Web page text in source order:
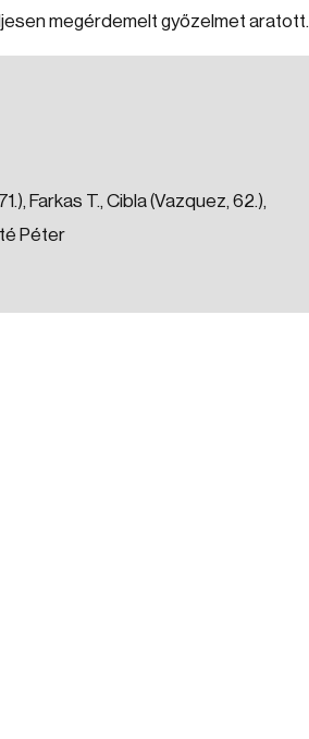
megérdemelt győzelmet aratott.
Farkas T., Cibla (Vazquez, 62.),
Péter